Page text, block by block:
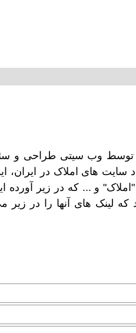
توسط وب سیتی طراحی و
سایت های املاک در ایران،
و ... که در زیر آورده
لینک های آنها را در زیر